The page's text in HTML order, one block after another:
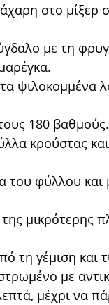
στο μίξερ
με τη
ψιλοκομμένα
180 βαθμούς.
κρούστας
του φύλλου
μικρότερης
τη γέμιση και
με
μέχρι να